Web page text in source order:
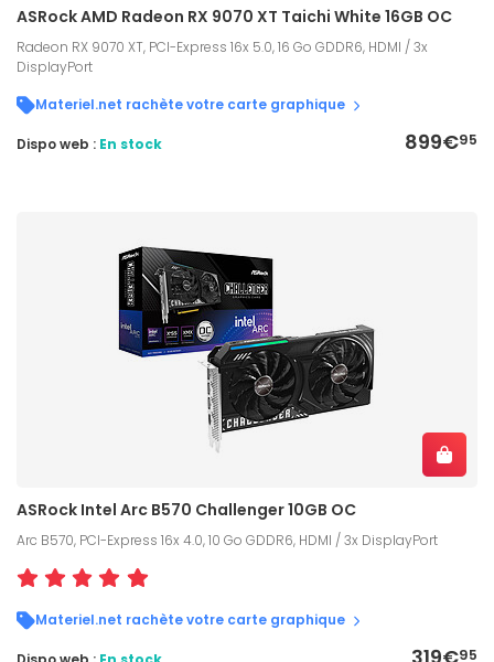
ASRock AMD Radeon RX 9070 XT Taichi White 16GB OC
Radeon RX 9070 XT, PCI-Express 16x 5.0, 16 Go GDDR6, HDMI / 3x
DisplayPort
Materiel.net rachète votre carte graphique
899€95
Dispo web : En stock
ASRock Intel Arc B570 Challenger 10GB OC
Arc B570, PCI-Express 16x 4.0, 10 Go GDDR6, HDMI / 3x DisplayPort
Materiel.net rachète votre carte graphique
95